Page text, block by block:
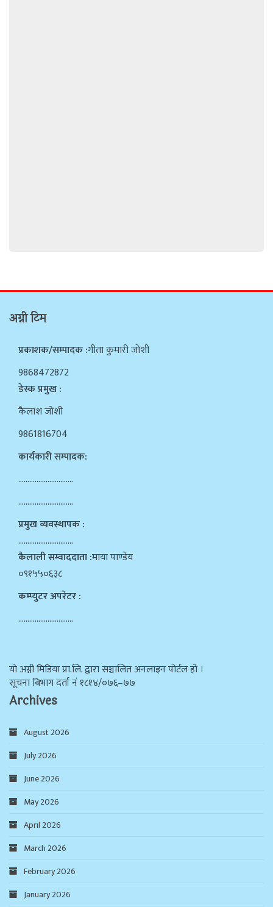
अग्नी टिम
प्रकाशक/सम्पादक :गीता कुमारी जोशी
9868472872
डेस्क प्रमुख :
कैलाश जोशी
9861816704
कार्यकारी सम्पादक:
…………………………
…………………………
प्रमुख व्यवस्थापक :
…………………………
कैलाली सम्वाददाता :माया पाण्डेय
०९१५५०६३८
कम्प्युटर अपरेटर :
…………………………
याे अग्नी मिडिया प्रा.लि. द्वारा सञ्चालित अनलाइन पोर्टल हो ।
सूचना बिभाग दर्ता न‌ं १८१४/०७६–७७
Archives
August 2026
July 2026
June 2026
May 2026
April 2026
March 2026
February 2026
January 2026